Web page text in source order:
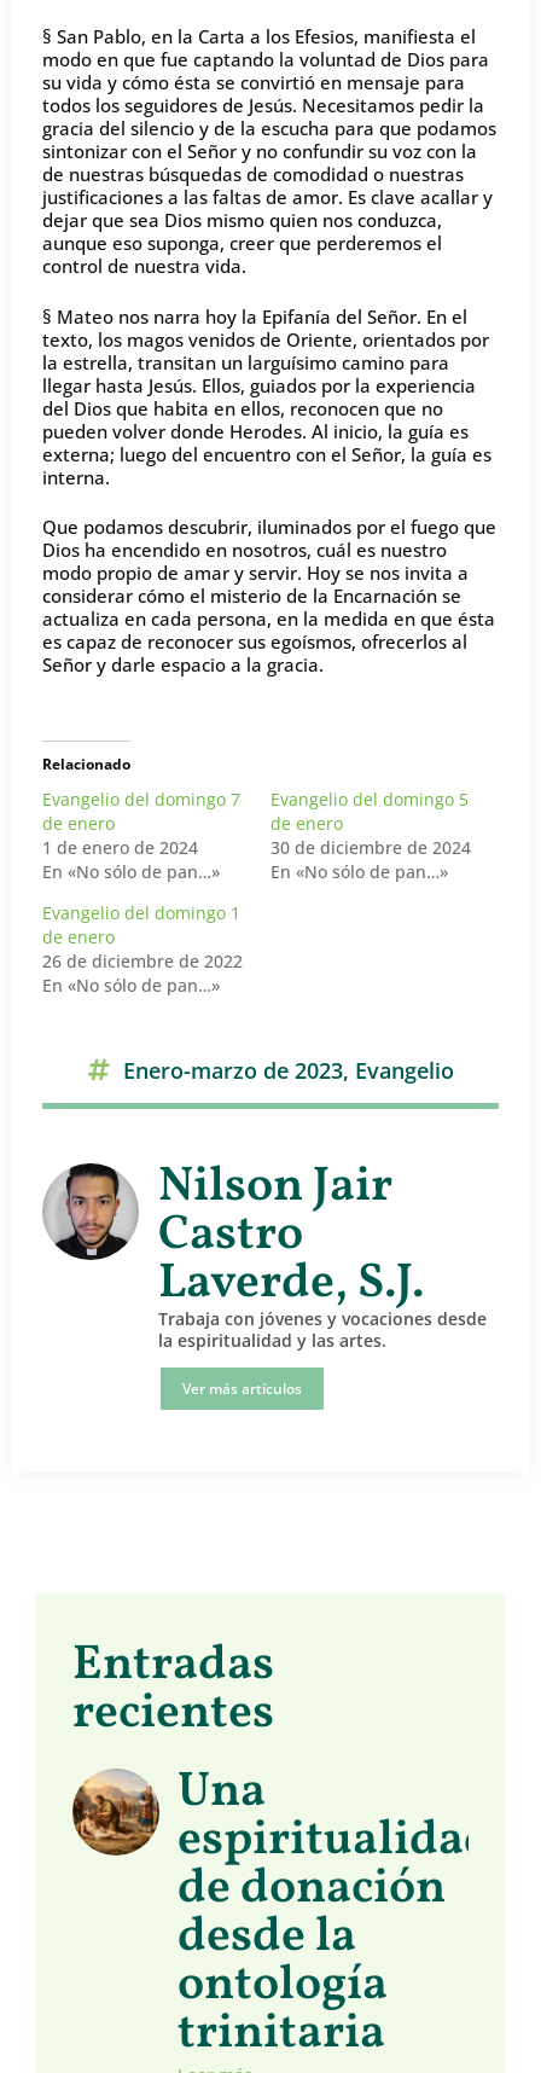
§ San Pablo, en la Carta a los Efesios, manifiesta el
modo en que fue captando la voluntad de Dios para
su vida y cómo ésta se convirtió en mensaje para
todos los seguidores de Jesús. Necesitamos pedir la
gracia del silencio y de la escucha para que podamos
sintonizar con el Señor y no confundir su voz con la
de nuestras búsquedas de comodidad o nuestras
justificaciones a las faltas de amor. Es clave acallar y
dejar que sea Dios mismo quien nos conduzca,
aunque eso suponga, creer que perderemos el
control de nuestra vida.
§ Mateo nos narra hoy la Epifanía del Señor. En el
texto, los magos venidos de Oriente, orientados por
la estrella, transitan un larguísimo camino para
llegar hasta Jesús. Ellos, guiados por la experiencia
del Dios que habita en ellos, reconocen que no
pueden volver donde Herodes. Al inicio, la guía es
externa; luego del encuentro con el Señor, la guía es
interna.
Que podamos descubrir, iluminados por el fuego que
Dios ha encendido en nosotros, cuál es nuestro
modo propio de amar y servir. Hoy se nos invita a
considerar cómo el misterio de la Encarnación se
actualiza en cada persona, en la medida en que ésta
es capaz de reconocer sus egoísmos, ofrecerlos al
Señor y darle espacio a la gracia.
Relacionado
Evangelio del domingo 7
de enero
1 de enero de 2024
En «No sólo de pan…»
Evangelio del domingo 5
de enero
30 de diciembre de 2024
En «No sólo de pan…»
Evangelio del domingo 1
de enero
26 de diciembre de 2022
En «No sólo de pan…»
Enero-marzo de 2023, Evangelio
Nilson Jair
Castro
Laverde, S.J.
Trabaja con jóvenes y vocaciones desde
la espiritualidad y las artes.
Ver más artículos
Entradas
recientes
Una
espiritualidad
de donación
desde la
ontología
trinitaria